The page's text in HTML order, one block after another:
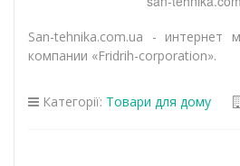
San-tehnika.com.ua - интернет
компании «Fridrih-corporation».
Категорії: Товари для дому